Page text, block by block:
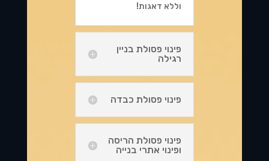
וללא דאגות!
פינוי פסולת בניין
רגילה
פינוי פסולת כבדה
פינוי פסולת הריסה
ופינוי אתרי בנייה